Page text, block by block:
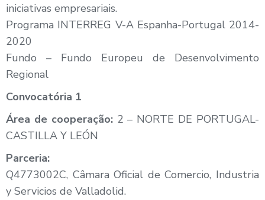
iniciativas empresariais.
Programa INTERREG V-A Espanha-Portugal 2014-
2020
Fundo – Fundo Europeu de Desenvolvimento
Regional
Convocatória 1
Área de cooperação:2 – NORTE DE PORTUGAL-
CASTILLA Y LEÓN
Parceria:
Q4773002C, Câmara Oficial de Comercio, Industria
y Servicios de Valladolid.